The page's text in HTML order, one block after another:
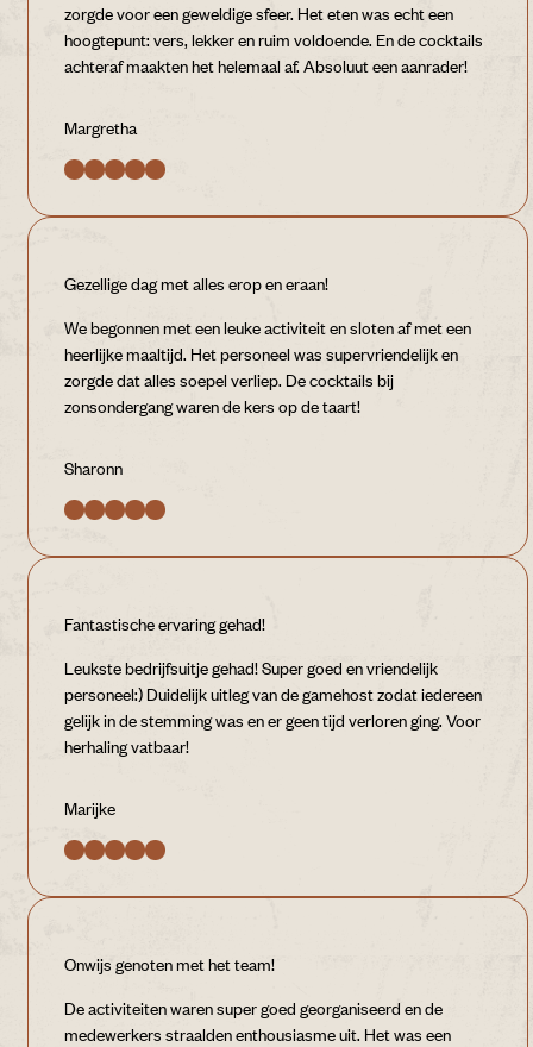
zorgde voor een geweldige sfeer. Het eten was echt een
hoogtepunt: vers, lekker en ruim voldoende. En de cocktails
achteraf maakten het helemaal af. Absoluut een aanrader!
Margretha
Gezellige dag met alles erop en eraan!
We begonnen met een leuke activiteit en sloten af met een
heerlijke maaltijd. Het personeel was supervriendelijk en
zorgde dat alles soepel verliep. De cocktails bij
zonsondergang waren de kers op de taart!
Sharonn
Fantastische ervaring gehad!
Leukste bedrijfsuitje gehad! Super goed en vriendelijk
personeel:) Duidelijk uitleg van de gamehost zodat iedereen
gelijk in de stemming was en er geen tijd verloren ging. Voor
herhaling vatbaar!
Marijke
Onwijs genoten met het team!
De activiteiten waren super goed georganiseerd en de
medewerkers straalden enthousiasme uit. Het was een